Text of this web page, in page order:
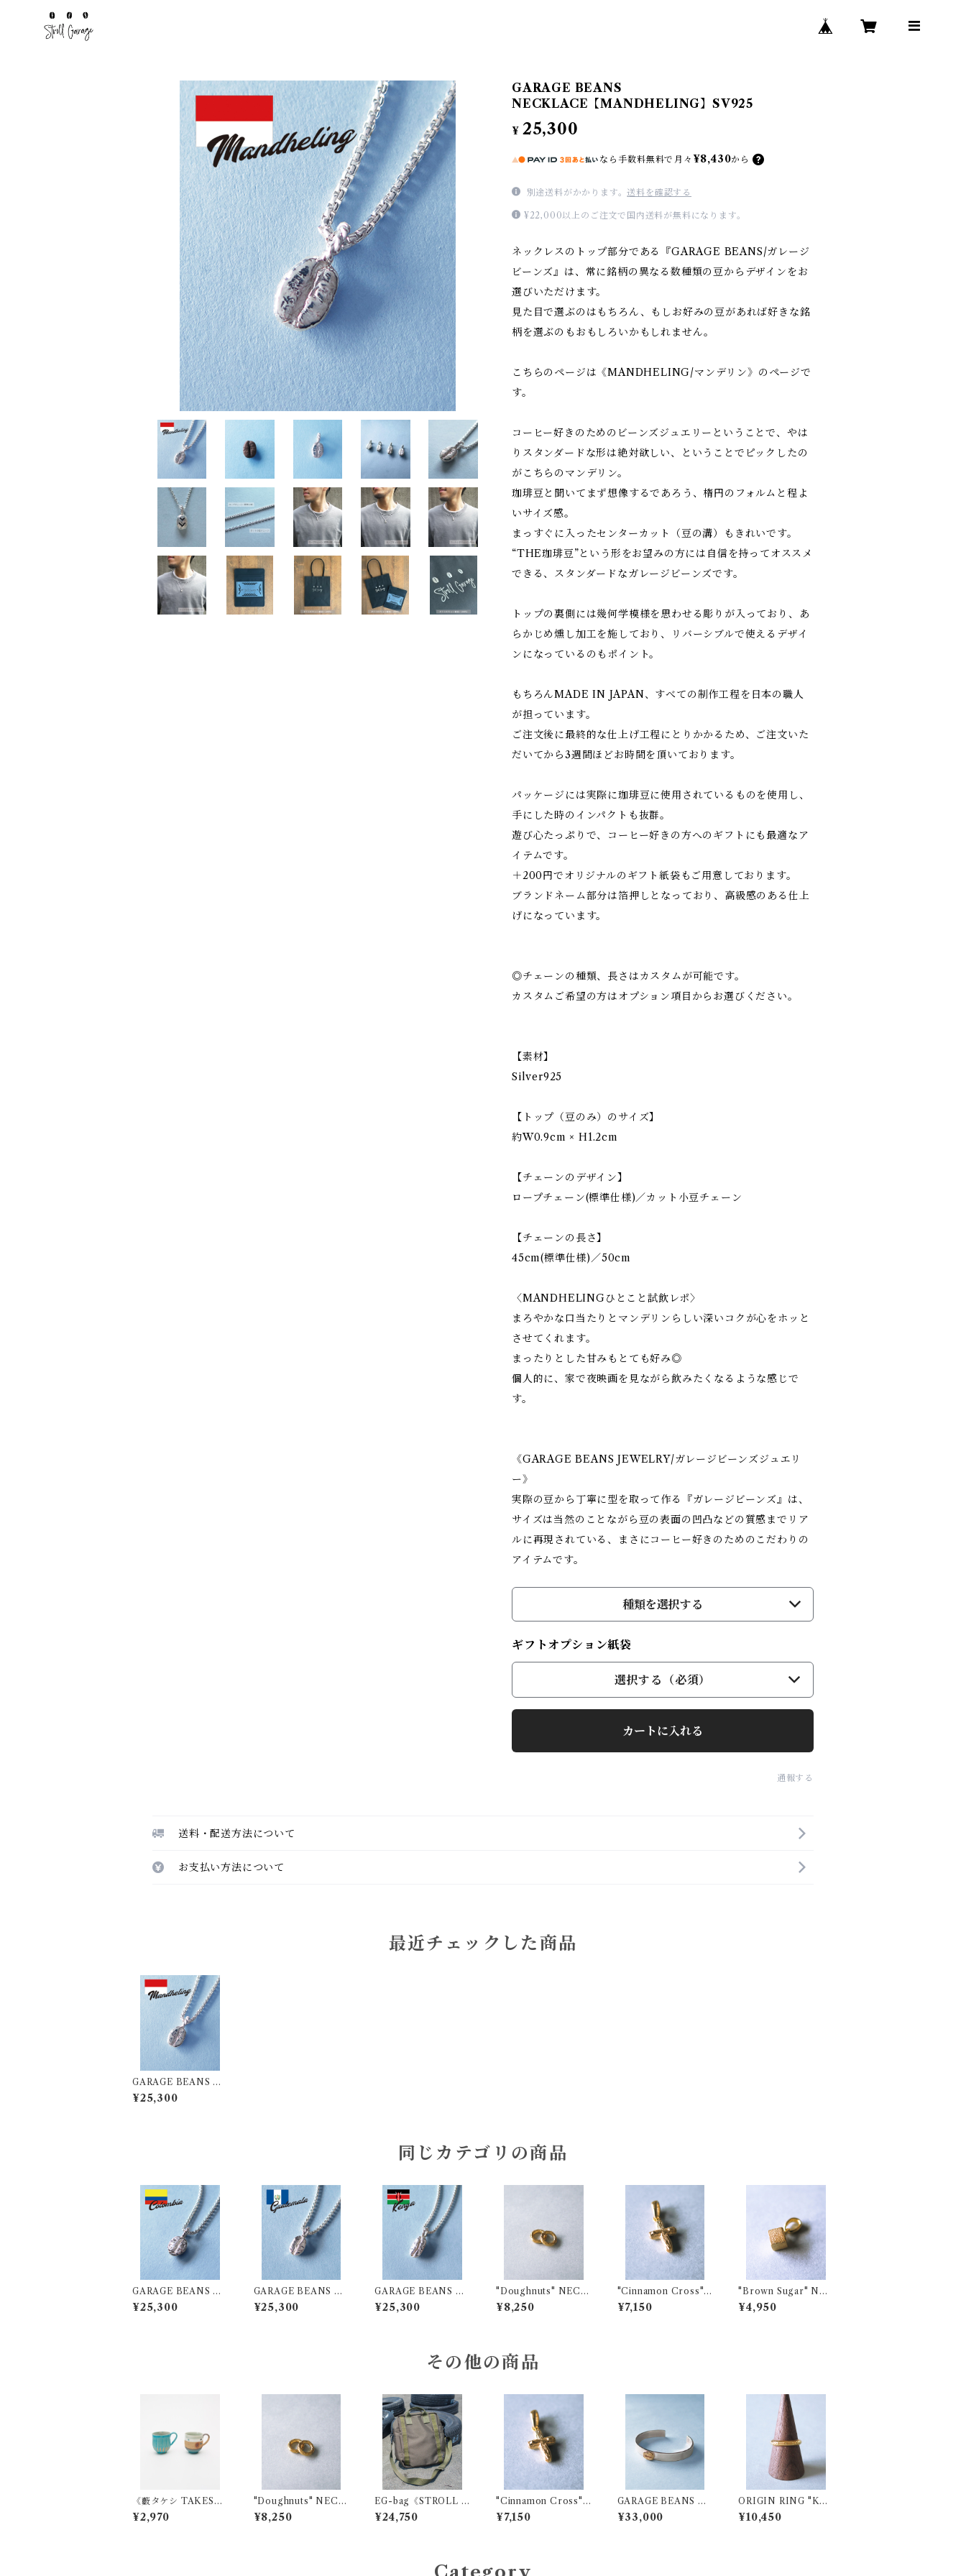
GARAGE BEANS
NECKLACE【MANDHELING】SV925
¥ 25,300
なら 手数料無料で 月々 ¥8,430から
別途送料がかかります。送料を確認する
¥22,000以上のご注文で国内送料が無料になります。
ネックレスのトップ部分である『GARAGE BEANS/ガレージ
ビーンズ』は、常に銘柄の異なる数種類の豆からデザインをお
選びいただけます。
見た目で選ぶのはもちろん、もしお好みの豆があれば好きな銘
柄を選ぶのもおもしろいかもしれません。
こちらのページは《MANDHELING/マンデリン》のページで
す。
コーヒー好きのためのビーンズジュエリーということで、やは
りスタンダードな形は絶対欲しい、ということでピックしたの
がこちらのマンデリン。
珈琲豆と聞いてまず想像するであろう、楕円のフォルムと程よ
いサイズ感。
まっすぐに入ったセンターカット（豆の溝）もきれいです。
“THE珈琲豆”という形をお望みの方には自信を持ってオススメ
できる、スタンダードなガレージビーンズです。
トップの裏側には幾何学模様を思わせる彫りが入っており、あ
らかじめ燻し加工を施しており、リバーシブルで使えるデザイ
ンになっているのもポイント。
もちろんMADE IN JAPAN、すべての制作工程を日本の職人
が担っています。
ご注文後に最終的な仕上げ工程にとりかかるため、ご注文いた
だいてから3週間ほどお時間を頂いております。
パッケージには実際に珈琲豆に使用されているものを使用し、
手にした時のインパクトも抜群。
遊び心たっぷりで、コーヒー好きの方へのギフトにも最適なア
イテムです。
＋200円でオリジナルのギフト紙袋もご用意しております。
ブランドネーム部分は箔押しとなっており、高級感のある仕上
げになっています。
◎チェーンの種類、長さはカスタムが可能です。
カスタムご希望の方はオプション項目からお選びください。
【素材】
Silver925
【トップ（豆のみ）のサイズ】
約W0.9cm × H1.2cm
【チェーンのデザイン】
ロープチェーン(標準仕様)／カット小豆チェーン
【チェーンの長さ】
45cm(標準仕様)／50cm
〈MANDHELINGひとこと試飲レポ〉
まろやかな口当たりとマンデリンらしい深いコクが心をホッと
させてくれます。
まったりとした甘みもとても好み◎
個人的に、家で夜映画を見ながら飲みたくなるような感じで
す。
《GARAGE BEANS JEWELRY/ガレージビーンズジュエリ
ー》
実際の豆から丁寧に型を取って作る『ガレージビーンズ』は、
サイズは当然のことながら豆の表面の凹凸などの質感までリア
ルに再現されている、まさにコーヒー好きのためのこだわりの
アイテムです。
種類を選択する
ギフトオプション紙袋
選択する（必須）
カートに入れる
通報する
送料・配送方法について
お支払い方法について
最近チェックした商品
GARAGE BEANS N
ECKLACE【MAND
HELING】SV925
¥25,300
同じカテゴリの商品
GARAGE BEANS N
ECKLACE【COLO
MBIA】SV925
¥25,300
GARAGE BEANS N
ECKLACE【GUATE
MALA】SV925
¥25,300
GARAGE BEANS N
ECKLACE【KENY
A】SV925
¥25,300
"Doughnuts" NECK
LACE CUSTOM CH
ARM
¥8,250
"Cinnamon Cross"
NECKLACE CUST
OM CHARM
¥7,150
"Brown Sugar" NEC
KLACE CUSTOM C
HARM
¥4,950
その他の商品
《藪タケシ TAKESHI
YABU》MUG CUP
¥2,970
"Doughnuts" NECK
LACE CUSTOM CH
ARM
¥8,250
EG-bag《STROLL B
AG》
¥24,750
"Cinnamon Cross"
NECKLACE CUST
OM CHARM
¥7,150
GARAGE BEANS BA
NGLE Golden Bean
Flat Plain(Today will
¥33,000
ORIGIN RING "KE
NYA" SV925 (K18Y
Gプレーティング)
¥10,450